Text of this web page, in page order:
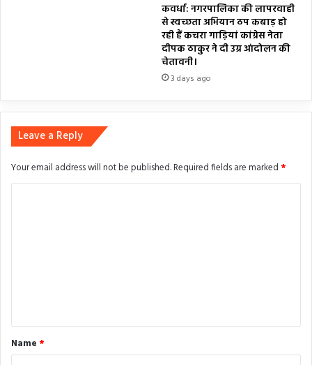
कवर्धा: नगरपालिका की लापरवाही
से स्वच्छता अभियान ठप कबाड़ हो
रही हैं कचरा गाड़ियां कांग्रेस नेता
दीपक ठाकुर ने दी उग्र आंदोलन की
चेतावनी।
3 days ago
Leave a Reply
Your email address will not be published.Required fields are marked *
*
Name *